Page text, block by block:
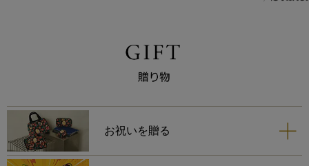
お祝いを贈る